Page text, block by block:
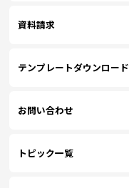
資料請求
テンプレートダウンロード
お問い合わせ
トピック一覧